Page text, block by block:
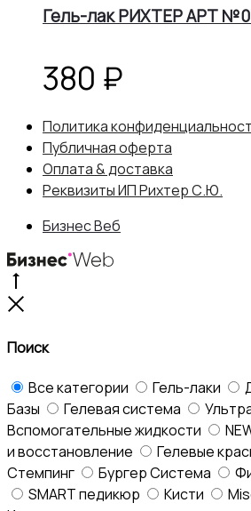
корзину
Гель-лак РИХТЕР АРТ
380 ₽
Политика
Публичная оферта
Оплата & доставка
Реквизиты ИП Рихтер С.Ю.
Бизнес Веб
Поиск
Все категории Гель-лаки
Базы
Гелевая система
Вспомогательные жидкости
и восстановление
Гелевые
Стемпинг
Бургер Система
SMART педикюр
Кисти